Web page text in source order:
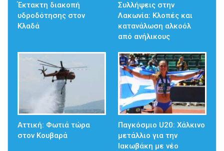
Έκτακτη διακοπή
υδροδότησης στον
Κλαδά
Συλλήψεις στην
Λακωνία: Κλοπές και
κατανάλωση αλκοόλ
από ανήλικους
Αττική: Φωτιά τώρα
στον Κουβαρά
Παγκόσμιο U20: Χάλκινο
μετάλλιο για την
Ιακωβάκη με νέο